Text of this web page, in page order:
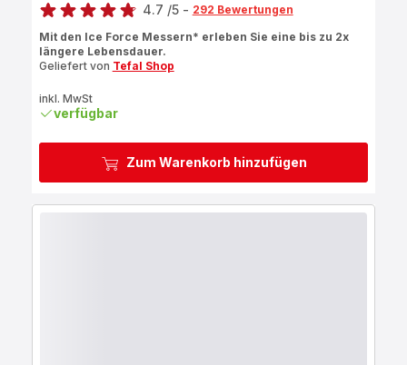
Zum Warenkorb hinzufügen
4.7 /5 - 292 Bewertungen
Mit den Ice Force Messern* erleben Sie eine bis zu 2x
längere Lebensdauer.
Geliefert von Tefal Shop
inkl. MwSt
verfügbar